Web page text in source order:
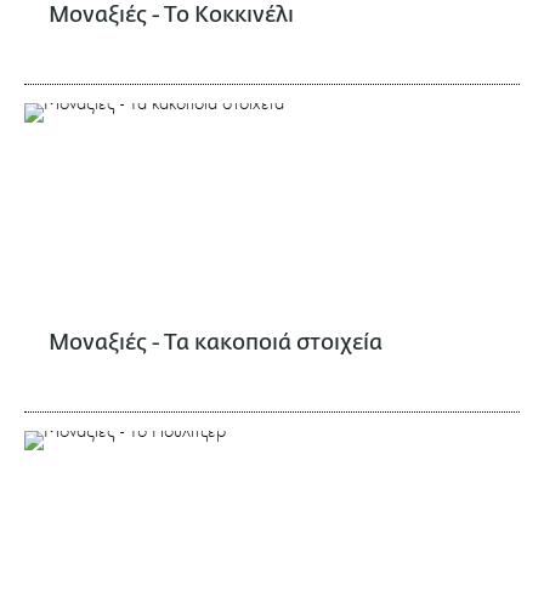
Μοναξιές - Το Κοκκινέλι
Μοναξιές - Τα κακοποιά στοιχεία